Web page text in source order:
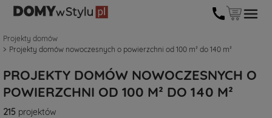
Projekty domów
Projekty domów nowoczesnych o powierzchni od 100 m² do 140 m²
PROJEKTY DOMÓW NOWOCZESNYCH O
POWIERZCHNI OD 100 M² DO 140 M²
215 projektów